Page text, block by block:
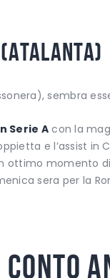
sembra
Serie A con la
e l’assist in
ottimo momento
sera per la